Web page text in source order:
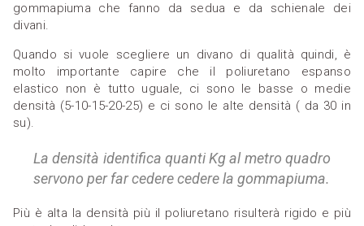
gommapiuma che fanno da sedua e da schienale dei
divani.
Quando si vuole scegliere un divano di qualità quindi, è
molto importante capire che il poliuretano espanso
elastico non è tutto uguale, ci sono le basse o medie
densità (5-10-15-20-25) e ci sono le alte densità ( da 30 in
su).
La densità identifica quanti Kg al metro quadro
servono per far cedere cedere la gommapiuma.
Più è alta la densità più il poliuretano risulterà rigido e più